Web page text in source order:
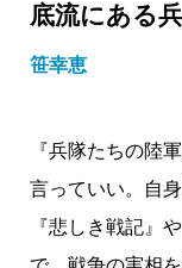
底流にある
笹幸恵
『兵隊たちの陸
言っていい。自
『悲しき戦記』